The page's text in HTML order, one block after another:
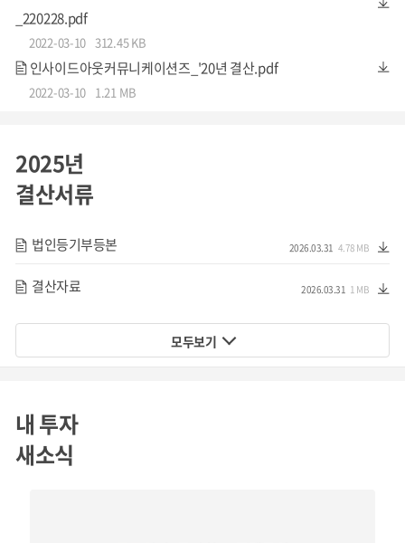
'20년 기준 미국 EAP 시장은 약 4조 원 규모로 추산되며, 근로
규모인 4천억 원으로 추정*됩니다. 현재 1등업체인 E사의 연
간 매출 규모가 약 70억 원에 불과한 것처럼, 아직 한국 EAP
하지만 매년 정신질환으로 인한 산업재해는 증가하고 있으
며, 보건복지부의 발표처럼 COVID-19로 인한 우울증, 스트레
_220228.pdf
2022-03-10 312.45 KB
인사이드아웃커뮤니케이션즈_'20년 결산.pdf
2022-03-10 1.21 MB
2025년
결산서류
법인등기부등본 4.78 MB
2026.03.31
결산자료 1 MB
2026.03.31
모두보기
내 투자
새소식